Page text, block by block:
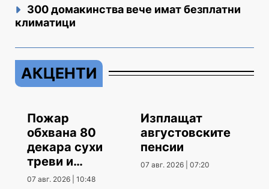
300 домакинства вече имат безплатни
климатици
АКЦЕНТИ
Пожар
обхвана 80
декара сухи
треви и
храсти
07 авг. 2026 | 10:48
Изплащат
августовските
пенсии
07 авг. 2026 | 07:20